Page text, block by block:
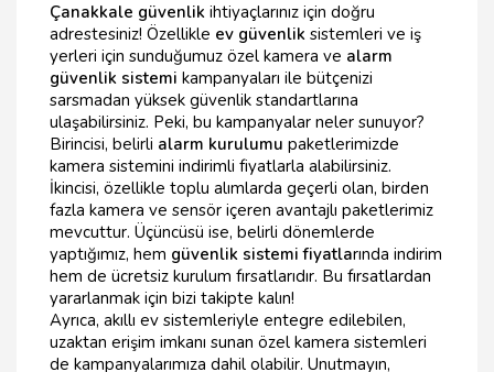
Çanakkale güvenlik ihtiyaçlarınız için doğru
adrestesiniz! Özellikle ev güvenlik sistemleri ve iş
yerleri için sunduğumuz özel kamera ve alarm
güvenlik sistemi kampanyaları ile bütçenizi
sarsmadan yüksek güvenlik standartlarına
ulaşabilirsiniz. Peki, bu kampanyalar neler sunuyor?
Birincisi, belirli alarm kurulumu paketlerimizde
kamera sistemini indirimli fiyatlarla alabilirsiniz.
İkincisi, özellikle toplu alımlarda geçerli olan, birden
fazla kamera ve sensör içeren avantajlı paketlerimiz
mevcuttur. Üçüncüsü ise, belirli dönemlerde
yaptığımız, hem güvenlik sistemi fiyatlarında indirim
hem de ücretsiz kurulum fırsatlarıdır. Bu fırsatlardan
yararlanmak için bizi takipte kalın!
Ayrıca, akıllı ev sistemleriyle entegre edilebilen,
uzaktan erişim imkanı sunan özel kamera sistemleri
de kampanyalarımıza dahil olabilir. Unutmayın,